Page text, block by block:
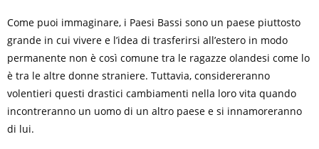
Come puoi immaginare, i Paesi Bassi sono un paese piuttosto
grande in cui vivere e l’idea di trasferirsi all’estero in modo
permanente non è così comune tra le ragazze olandesi come lo
è tra le altre donne straniere. Tuttavia, considereranno
volentieri questi drastici cambiamenti nella loro vita quando
incontreranno un uomo di un altro paese e si innamoreranno
di lui.